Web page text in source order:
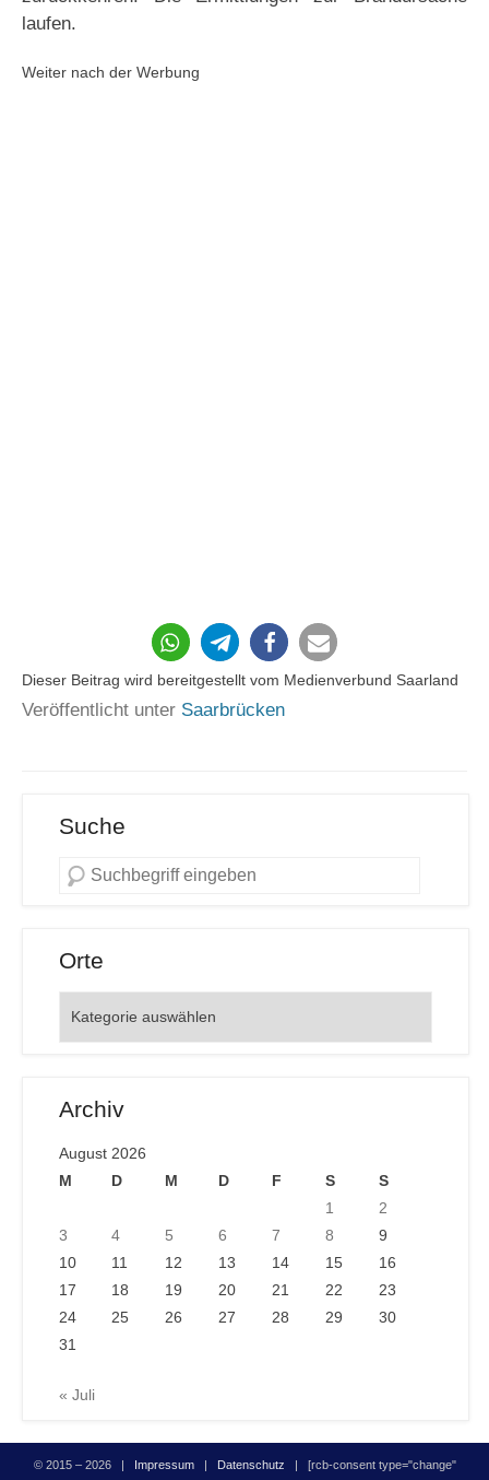
laufen.
Weiter nach der Werbung
45
Dieser Beitrag wird bereitgestellt vom Medienverbund Saarland
Veröffentlicht unter Saarbrücken
Suche
Orte
Archiv
August 2026
M
D M D F S
S
1
2
3
4 5 6 7 8
9
10
11 12 13 14 15
16
17
18 19 20 21 22
23
24
25 26 27 28 29
30
31
« Juli
© 2015 – 2026 | Impressum| Datenschutz | [rcb-consent type="change"